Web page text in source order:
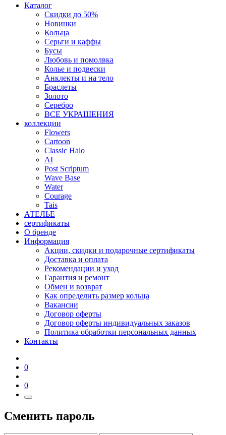
Каталог
Скидки до 50%
Новинки
Кольца
Серьги и каффы
Бусы
Любовь и помолвка
Колье и подвески
Анклекты и на тело
Браслеты
Золото
Серебро
ВСЕ УКРАШЕНИЯ
коллекции
Flowers
Cartoon
Classic Halo
AI
Post Scriptum
Wave Base
Water
Courage
Tais
АТЕЛЬЕ
сертификаты
О бренде
Информация
Акции, скидки и подарочные сертификаты
Доставка и оплата
Рекомендации и уход
Гарантия и ремонт
Обмен и возврат
Как определить размер кольца
Вакансии
Договор оферты
Договор оферты индивидуальных заказов
Политика обработки персональных данных
Контакты
0
0
Сменить пароль